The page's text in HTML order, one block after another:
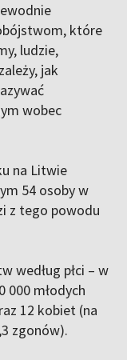
które
ludzie,
jak
wobec
na Litwie
54 osoby w
z tego powodu
według płci – w
000 młodych
12 kobiet (na
zgonów).